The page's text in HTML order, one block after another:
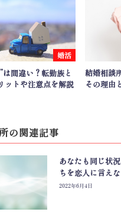
婚活
は間違い？転勤族と
ットや注意点を解説
結婚相談
その理由
の関連記事
あなたも同じ状
ちを恋人に言え
2022年6月4日